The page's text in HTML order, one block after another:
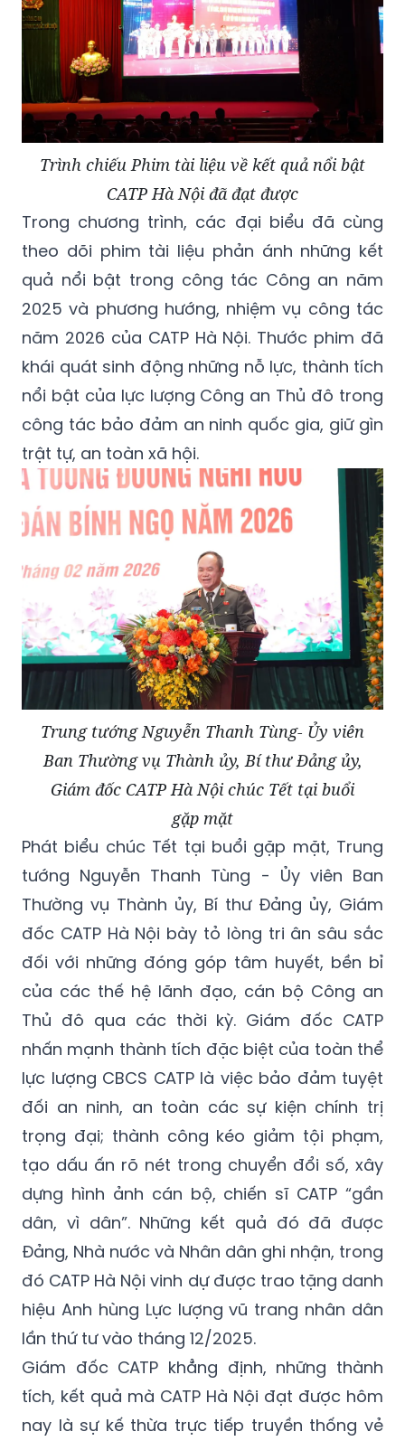
Trình chiếu Phim tài liệu về kết quả nổi bật
CATP Hà Nội đã đạt được
Trong chương trình, các đại biểu đã cùng
theo dõi phim tài liệu phản ánh những kết
quả nổi bật trong công tác Công an năm
2025 và phương hướng, nhiệm vụ công tác
năm 2026 của CATP Hà Nội. Thước phim đã
khái quát sinh động những nỗ lực, thành tích
nổi bật của lực lượng Công an Thủ đô trong
công tác bảo đảm an ninh quốc gia, giữ gìn
trật tự, an toàn xã hội.
Trung tướng Nguyễn Thanh Tùng- Ủy viên
Ban Thường vụ Thành ủy, Bí thư Đảng ủy,
Giám đốc CATP Hà Nội chúc Tết tại buổi
gặp mặt
Phát biểu chúc Tết tại buổi gặp mặt, Trung
tướng Nguyễn Thanh Tùng - Ủy viên Ban
Thường vụ Thành ủy, Bí thư Đảng ủy, Giám
đốc CATP Hà Nội bày tỏ lòng tri ân sâu sắc
đối với những đóng góp tâm huyết, bền bỉ
của các thế hệ lãnh đạo, cán bộ Công an
Thủ đô qua các thời kỳ. Giám đốc CATP
nhấn mạnh thành tích đặc biệt của toàn thể
lực lượng CBCS CATP là việc bảo đảm tuyệt
đối an ninh, an toàn các sự kiện chính trị
trọng đại; thành công kéo giảm tội phạm,
tạo dấu ấn rõ nét trong chuyển đổi số, xây
dựng hình ảnh cán bộ, chiến sĩ CATP “gần
dân, vì dân”. Những kết quả đó đã được
Đảng, Nhà nước và Nhân dân ghi nhận, trong
đó CATP Hà Nội vinh dự được trao tặng danh
hiệu Anh hùng Lực lượng vũ trang nhân dân
lần thứ tư vào tháng 12/2025.
Giám đốc CATP khẳng định, những thành
tích, kết quả mà CATP Hà Nội đạt được hôm
nay là sự kế thừa trực tiếp truyền thống vẻ